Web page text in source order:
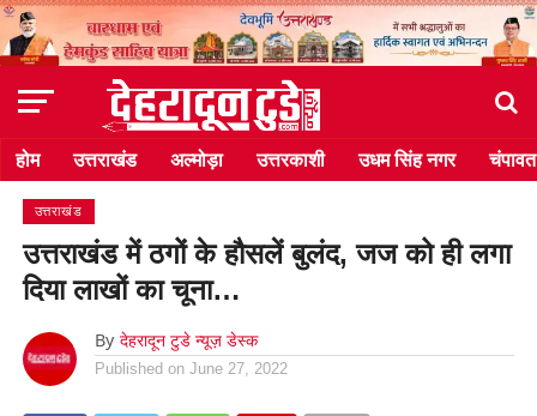
होम उत्तराखंड अल्मोड़ा उत्तरकाशी उधम सिंह नगर चंपावत
उत्तराखंड
उत्तराखंड में ठगों के हौसलें बुलंद, जज को ही लगा
दिया लाखों का चूना…
By देहरादून टुडे न्यूज़ डेस्क
Published on June 27, 2022